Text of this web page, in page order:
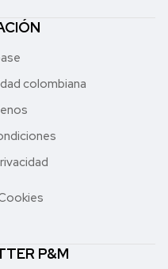
colombiana
P&M